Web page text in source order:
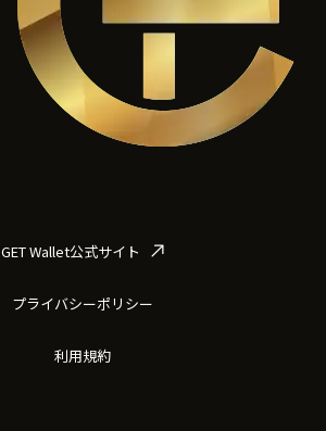
GET Wallet公式サイト
プライバシーポリシー
利用規約